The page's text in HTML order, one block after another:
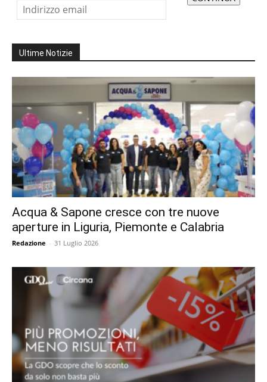
Ultime Notizie
Acqua & Sapone cresce con tre nuove
aperture in Liguria, Piemonte e Calabria
Redazione - 31 Luglio 2026